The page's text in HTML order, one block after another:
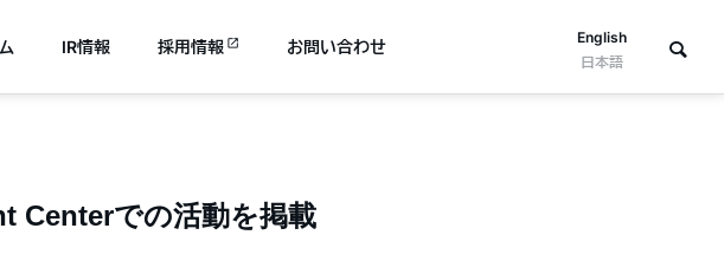
English
日本語
IR情報 採用情報 お問い合わせ
Centerでの活動を掲載